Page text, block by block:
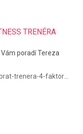
TRENÉRA
poradí Tereza